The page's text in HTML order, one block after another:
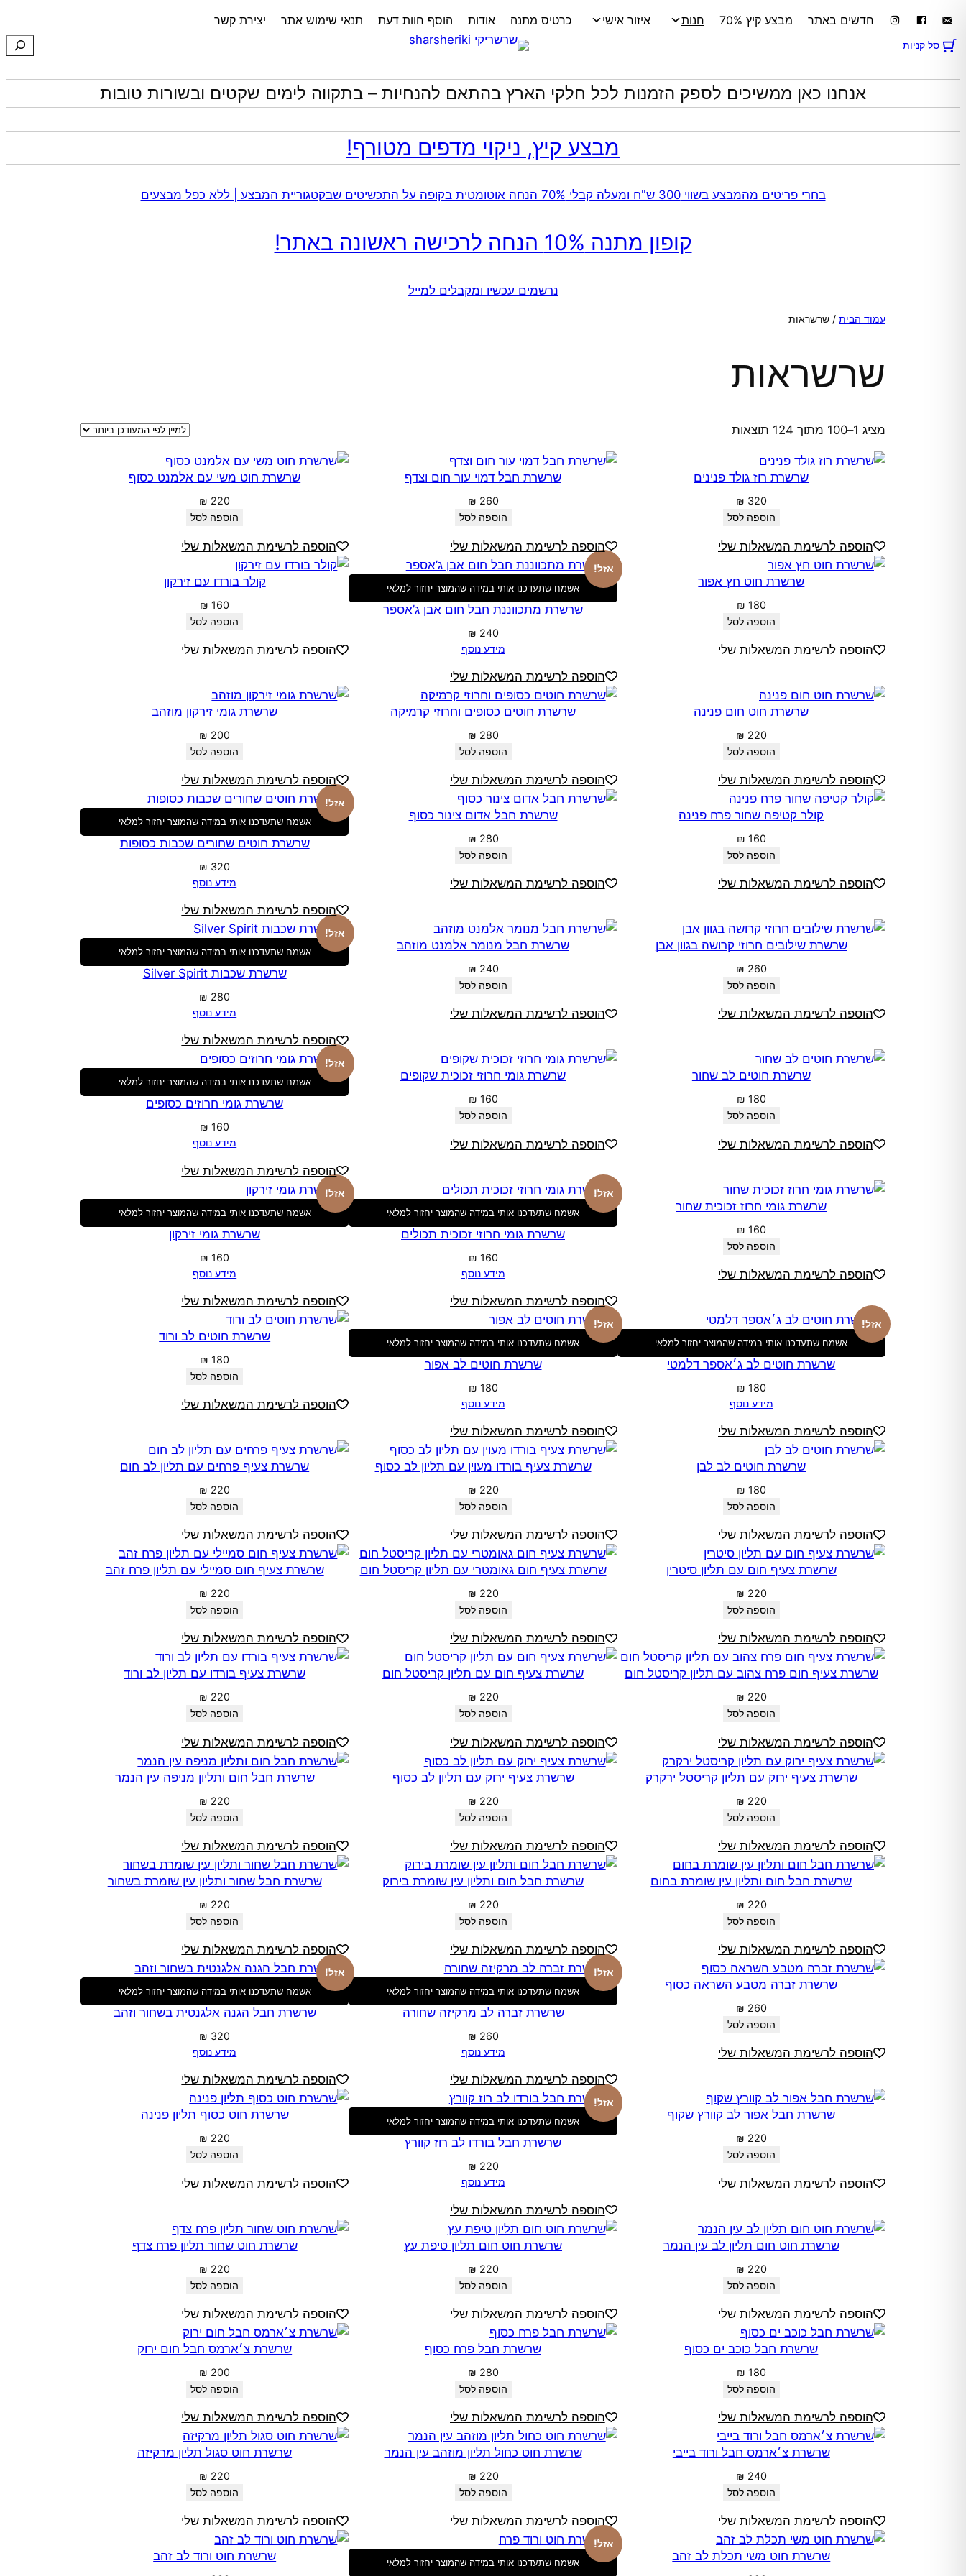
חדשים באתר מבצע קיץ 70% חנות איזור אישי כרטיס מתנה אודות הוסף חוות דעת תנאי שימוש אתר יצירת קשר
סל קניות חיפוש
אנחנו כאן ממשיכים לספק הזמנות לכל חלקי הארץ בהתאם להנחיות – בתקווה לימים שקטים ובשורות טובות
מבצע קיץ, ניקוי מדפים מטורף!
בחרי פריטים מהמבצע בשווי 300 ש"ח ומעלה קבלי 70% הנחה אוטומטית בקופה על התכשיטים שבקטגוריית המבצע | ללא כפל מבצעים
קופון מתנה 10% הנחה לרכישה ראשונה באתר!
נרשמים עכשיו ומקבלים למייל
עמוד הבית / שרשראות
שרשראות
מציג 1–100 מתוך 124 תוצאות
ממוין
העדכני
שרשרת רוז גולד פנינים
₪ 320
הוספה לסל
הוספה לרשימת המשאלות שלי
שרשרת חבל דמוי עור חום וצדף
₪ 260
הוספה לסל
הוספה לרשימת המשאלות שלי
שרשרת חוט משי עם אלמנט כסוף
₪ 220
הוספה לסל
הוספה לרשימת המשאלות שלי
שרשרת חוט חץ אפור
₪ 180
הוספה לסל
הוספה לרשימת המשאלות שלי
אזל!
אשמח שתעדכנו אותי במידה שהמוצר יחזור למלאי
שרשרת מתכווננת חבל חום אבן ג’אספר
₪ 240
מידע נוסף
הוספה לרשימת המשאלות שלי
קולר בורדו עם זירקון
₪ 160
הוספה לסל
הוספה לרשימת המשאלות שלי
שרשרת חוט חום פנינה
₪ 220
הוספה לסל
הוספה לרשימת המשאלות שלי
שרשרת חוטים כסופים וחרוזי קרמיקה
₪ 280
הוספה לסל
הוספה לרשימת המשאלות שלי
שרשרת גומי זירקון מוזהב
₪ 200
הוספה לסל
הוספה לרשימת המשאלות שלי
קולר קטיפה שחור פרח פנינה
₪ 160
הוספה לסל
הוספה לרשימת המשאלות שלי
שרשרת חבל אדום צינור כסוף
₪ 280
הוספה לסל
הוספה לרשימת המשאלות שלי
אזל!
אשמח שתעדכנו אותי במידה שהמוצר יחזור למלאי
שרשרת חוטים שחורים שכבות כסופות
₪ 320
מידע נוסף
הוספה לרשימת המשאלות שלי
שרשרת שילובים חרוזי קרושה בגוון אבן
₪ 260
הוספה לסל
הוספה לרשימת המשאלות שלי
שרשרת חבל מנומר אלמנט מוזהב
₪ 240
הוספה לסל
הוספה לרשימת המשאלות שלי
אזל!
אשמח שתעדכנו אותי במידה שהמוצר יחזור למלאי
שרשרת שכבות Silver Spirit
₪ 280
מידע נוסף
הוספה לרשימת המשאלות שלי
שרשרת חוטים לב שחור
₪ 180
הוספה לסל
הוספה לרשימת המשאלות שלי
שרשרת גומי חרוזי זכוכית שקופים
₪ 160
הוספה לסל
הוספה לרשימת המשאלות שלי
אזל!
אשמח שתעדכנו אותי במידה שהמוצר יחזור למלאי
שרשרת גומי חרוזים כסופים
₪ 160
מידע נוסף
הוספה לרשימת המשאלות שלי
שרשרת גומי חרוז זכוכית שחור
₪ 160
הוספה לסל
הוספה לרשימת המשאלות שלי
אזל!
אשמח שתעדכנו אותי במידה שהמוצר יחזור למלאי
שרשרת גומי חרוזי זכוכית תכולים
₪ 160
מידע נוסף
הוספה לרשימת המשאלות שלי
אזל!
אשמח שתעדכנו אותי במידה שהמוצר יחזור למלאי
שרשרת גומי זירקון
₪ 160
מידע נוסף
הוספה לרשימת המשאלות שלי
אזל!
אשמח שתעדכנו אותי במידה שהמוצר יחזור למלאי
שרשרת חוטים לב ג׳אספר דלמטי
₪ 180
מידע נוסף
הוספה לרשימת המשאלות שלי
אזל!
אשמח שתעדכנו אותי במידה שהמוצר יחזור למלאי
שרשרת חוטים לב אפור
₪ 180
מידע נוסף
הוספה לרשימת המשאלות שלי
שרשרת חוטים לב ורוד
₪ 180
הוספה לסל
הוספה לרשימת המשאלות שלי
שרשרת חוטים לב לבן
₪ 180
הוספה לסל
הוספה לרשימת המשאלות שלי
שרשרת צעיף בורדו מעוין עם תליון לב כסוף
₪ 220
הוספה לסל
הוספה לרשימת המשאלות שלי
שרשרת צעיף פרחים עם תליון לב חום
₪ 220
הוספה לסל
הוספה לרשימת המשאלות שלי
שרשרת צעיף חום עם תליון סיטרין
₪ 220
הוספה לסל
הוספה לרשימת המשאלות שלי
שרשרת צעיף חום גאומטרי עם תליון קריסטל חום
₪ 220
הוספה לסל
הוספה לרשימת המשאלות שלי
שרשרת צעיף חום סמיילי עם תליון פרח זהב
₪ 220
הוספה לסל
הוספה לרשימת המשאלות שלי
שרשרת צעיף חום פרח צהוב עם תליון קריסטל חום
₪ 220
הוספה לסל
הוספה לרשימת המשאלות שלי
שרשרת צעיף חום עם תליון קריסטל חום
₪ 220
הוספה לסל
הוספה לרשימת המשאלות שלי
שרשרת צעיף בורדו עם תליון לב ורוד
₪ 220
הוספה לסל
הוספה לרשימת המשאלות שלי
שרשרת צעיף ירוק עם תליון קריסטל ירקרק
₪ 220
הוספה לסל
הוספה לרשימת המשאלות שלי
שרשרת צעיף ירוק עם תליון לב כסוף
₪ 220
הוספה לסל
הוספה לרשימת המשאלות שלי
שרשרת חבל חום ותליון מניפה עין הנמר
₪ 220
הוספה לסל
הוספה לרשימת המשאלות שלי
שרשרת חבל חום ותליון עין שומרת בחום
₪ 220
הוספה לסל
הוספה לרשימת המשאלות שלי
שרשרת חבל חום ותליון עין שומרת בירוק
₪ 220
הוספה לסל
הוספה לרשימת המשאלות שלי
שרשרת חבל שחור ותליון עין שומרת בשחור
₪ 220
הוספה לסל
הוספה לרשימת המשאלות שלי
שרשרת זברה מטבע השראה כסוף
₪ 260
הוספה לסל
הוספה לרשימת המשאלות שלי
אזל!
אשמח שתעדכנו אותי במידה שהמוצר יחזור למלאי
שרשרת זברה לב מרקיזה שחורה
₪ 260
מידע נוסף
הוספה לרשימת המשאלות שלי
אזל!
אשמח שתעדכנו אותי במידה שהמוצר יחזור למלאי
שרשרת חבל הגנה אלגנטית בשחור וזהב
₪ 320
מידע נוסף
הוספה לרשימת המשאלות שלי
שרשרת חבל אפור לב קוורץ שקוף
₪ 220
הוספה לסל
הוספה לרשימת המשאלות שלי
אזל!
אשמח שתעדכנו אותי במידה שהמוצר יחזור למלאי
שרשרת חבל בורדו לב רוז קוורץ
₪ 220
מידע נוסף
הוספה לרשימת המשאלות שלי
שרשרת חוט כסוף תליון פנינה
₪ 220
הוספה לסל
הוספה לרשימת המשאלות שלי
שרשרת חוט חום תליון לב עין הנמר
₪ 220
הוספה לסל
הוספה לרשימת המשאלות שלי
שרשרת חוט חום תליון טיפת עץ
₪ 220
הוספה לסל
הוספה לרשימת המשאלות שלי
שרשרת חוט שחור תליון פרח צדף
₪ 220
הוספה לסל
הוספה לרשימת המשאלות שלי
שרשרת חבל כוכב ים כסוף
₪ 180
הוספה לסל
הוספה לרשימת המשאלות שלי
שרשרת חבל פרח כסוף
₪ 280
הוספה לסל
הוספה לרשימת המשאלות שלי
שרשרת צ׳ארמס חבל חום ירוק
₪ 200
הוספה לסל
הוספה לרשימת המשאלות שלי
שרשרת צ׳ארמס חבל ורוד בייבי
₪ 240
הוספה לסל
הוספה לרשימת המשאלות שלי
שרשרת חוט כחול תליון מוזהב עין הנמר
₪ 220
הוספה לסל
הוספה לרשימת המשאלות שלי
שרשרת חוט סגול תליון מרקיזה
₪ 220
הוספה לסל
הוספה לרשימת המשאלות שלי
שרשרת חוט משי תכלת לב זהב
אזל!
אשמח שתעדכנו אותי במידה שהמוצר יחזור למלאי שרשרת חוט ורוד לב זהב